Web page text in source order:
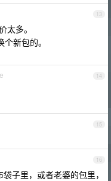
13
太多。
新包的。
14
15
16
子里，或者老婆的包里，